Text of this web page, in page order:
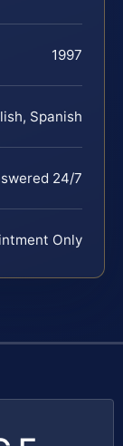
1997
Spanish
24/7
Only